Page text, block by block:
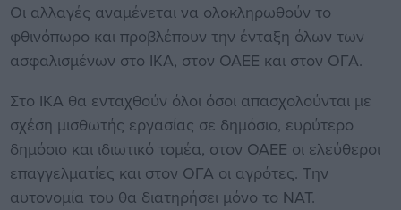
Οι αλλαγές αναμένεται να ολοκληρωθούν το
φθινόπωρο και προβλέπουν την ένταξη όλων των
ασφαλισμένων στο ΙΚΑ, στον ΟΑΕΕ και στον ΟΓΑ.
Στο ΙΚΑ θα ενταχθούν όλοι όσοι απασχολούνται με
σχέση μισθωτής εργασίας σε δημόσιο, ευρύτερο
δημόσιο και ιδιωτικό τομέα, στον ΟΑΕΕ οι ελεύθεροι
επαγγελματίες και στον ΟΓΑ οι αγρότες. Την
αυτονομία του θα διατηρήσει μόνο το ΝΑΤ.